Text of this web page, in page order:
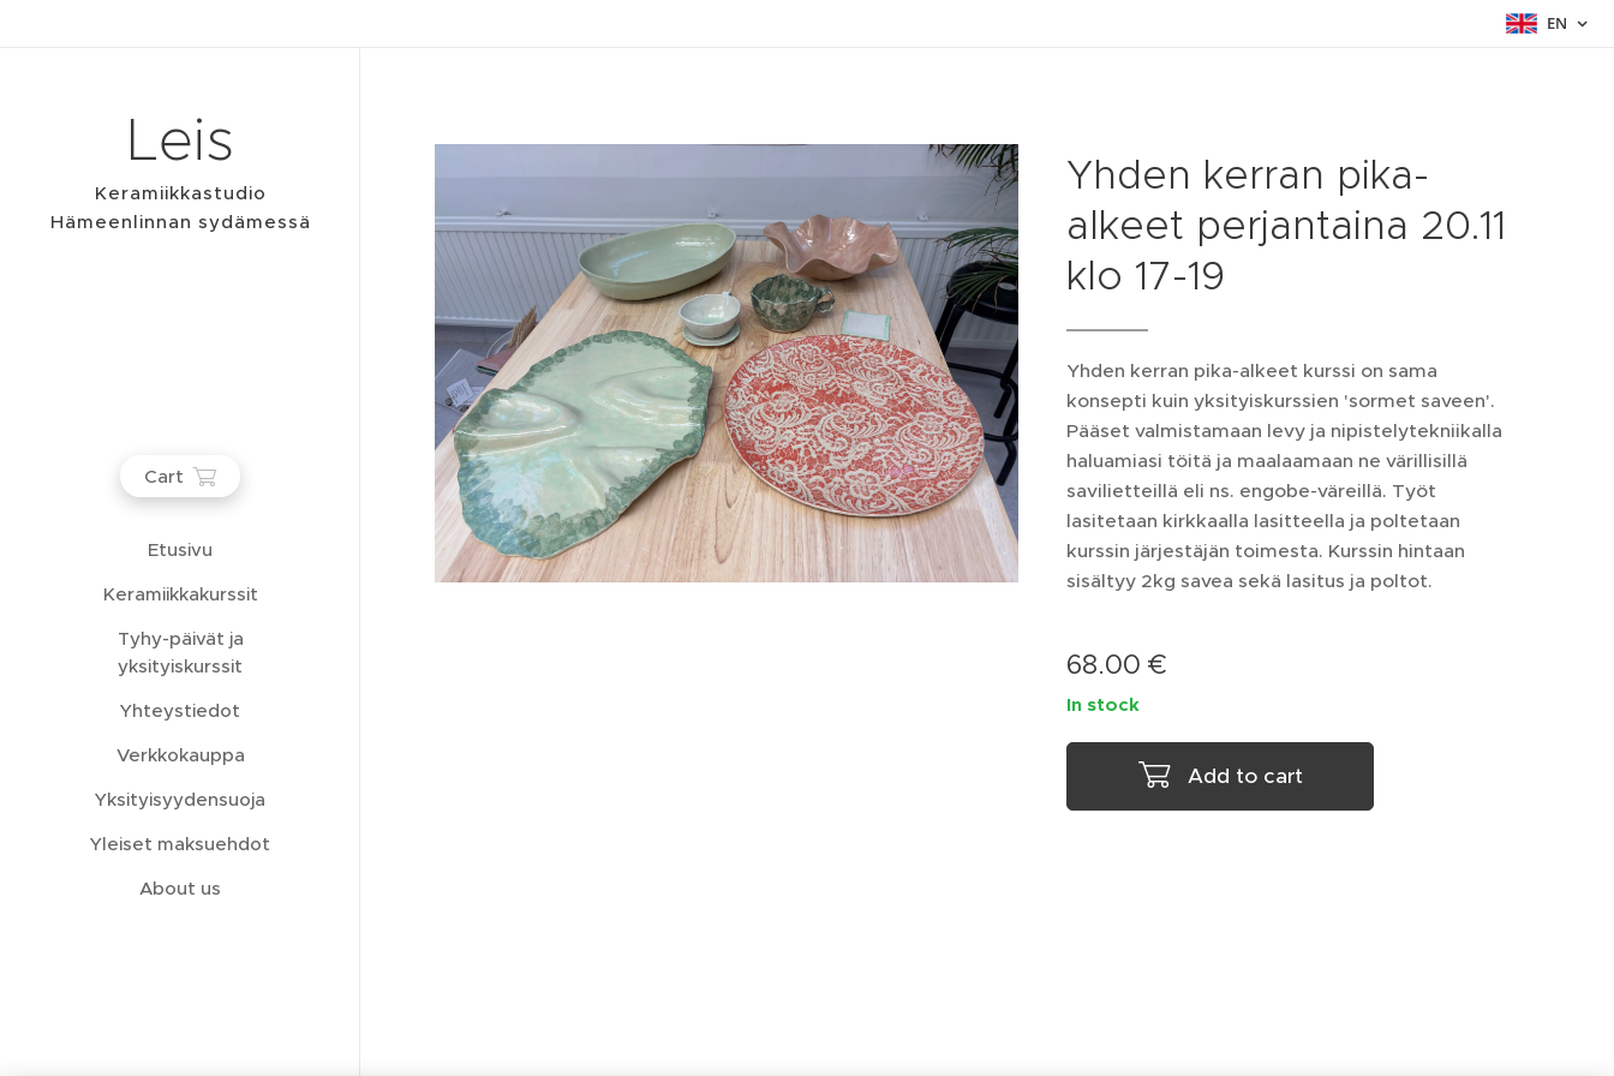
EN
Leis
Keramiikkastudio
Hämeenlinnan sydämessä
Cart
Etusivu
Keramiikkakurssit
Tyhy-päivät ja
yksityiskurssit
Yhteystiedot
Verkkokauppa
Yksityisyydensuoja
Yleiset maksuehdot
About us
Yhden kerran pika-
alkeet perjantaina 20.11
klo 17-19
Yhden kerran pika-alkeet kurssi on sama
konsepti kuin yksityiskurssien 'sormet saveen'.
Pääset valmistamaan levy ja nipistelytekniikalla
haluamiasi töitä ja maalaamaan ne värillisillä
savilietteillä eli ns. engobe-väreillä. Työt
lasitetaan kirkkaalla lasitteella ja poltetaan
kurssin järjestäjän toimesta. Kurssin hintaan
sisältyy 2kg savea sekä lasitus ja poltot.
68.00 €
In stock
Add to cart